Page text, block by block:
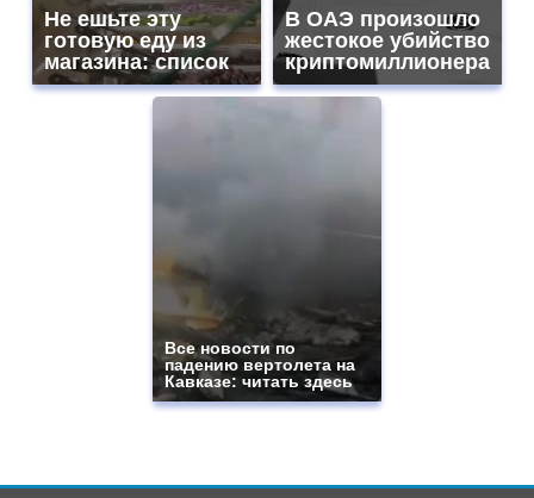
Не ешьте эту
готовую еду из
магазина: список
В ОАЭ произошло
жестокое убийство
криптомиллионера
Все новости по
падению вертолета на
Кавказе: читать здесь